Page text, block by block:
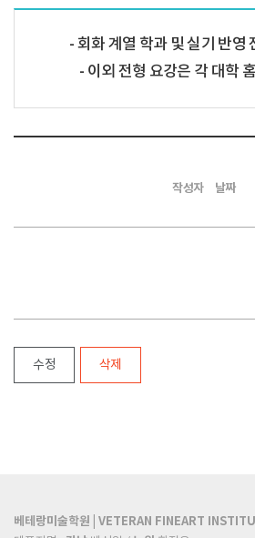
회화 계열 학과 및 실기 반영
이외 전형 요강은 각 대학
작성자 날짜
수정 삭제
베테랑미술학원 | VETERAN FINEART